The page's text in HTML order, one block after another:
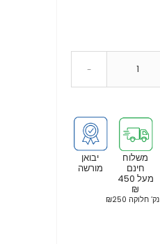
-
יבואן
מורשה
משלוח
חינם
מעל 450
₪
נק’ חלוקה ₪250